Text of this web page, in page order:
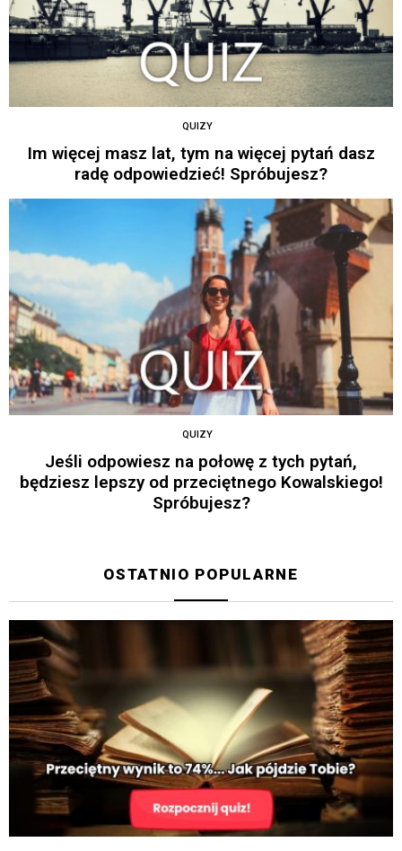
QUIZY
Im więcej masz lat, tym na więcej pytań dasz
radę odpowiedzieć! Spróbujesz?
QUIZY
Jeśli odpowiesz na połowę z tych pytań,
będziesz lepszy od przeciętnego Kowalskiego!
Spróbujesz?
OSTATNIO POPULARNE